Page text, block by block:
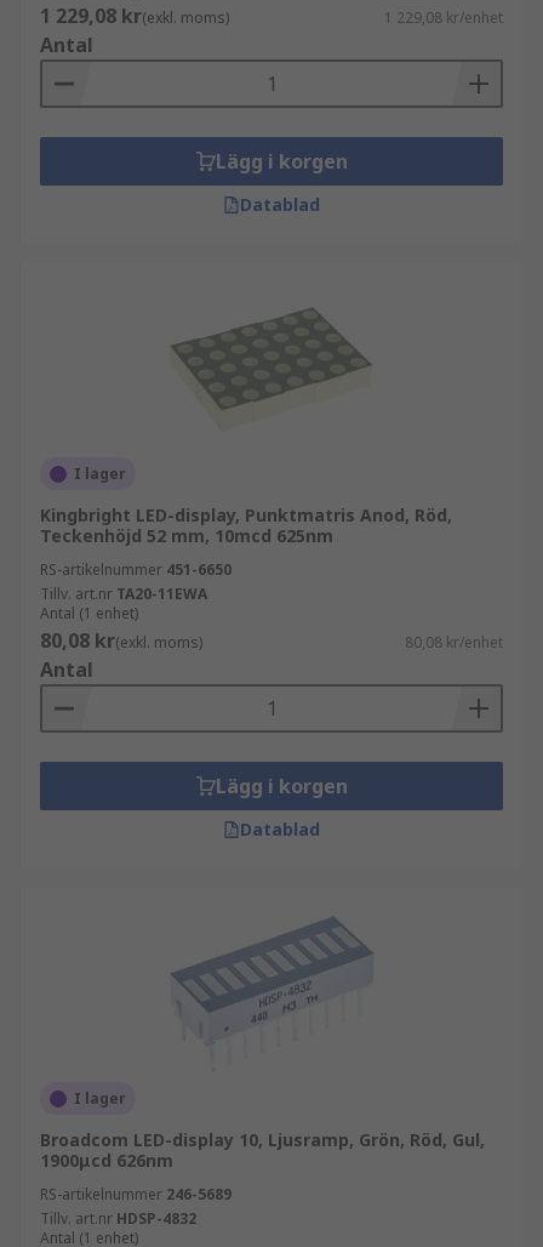
1 229,08 kr(exkl. moms) 1 229,08 kr/enhet
Antal
Lägg i korgen
Datablad
I lager
Kingbright LED-display, Punktmatris Anod, Röd,
Teckenhöjd 52 mm, 10mcd 625nm
RS-artikelnummer 451-6650
Tillv. art.nr TA20-11EWA
Antal (1 enhet)
80,08 kr(exkl. moms) 80,08 kr/enhet
Antal
Lägg i korgen
Datablad
I lager
Broadcom LED-display 10, Ljusramp, Grön, Röd, Gul,
1900μcd 626nm
RS-artikelnummer 246-5689
Tillv. art.nr HDSP-4832
Antal (1 enhet)